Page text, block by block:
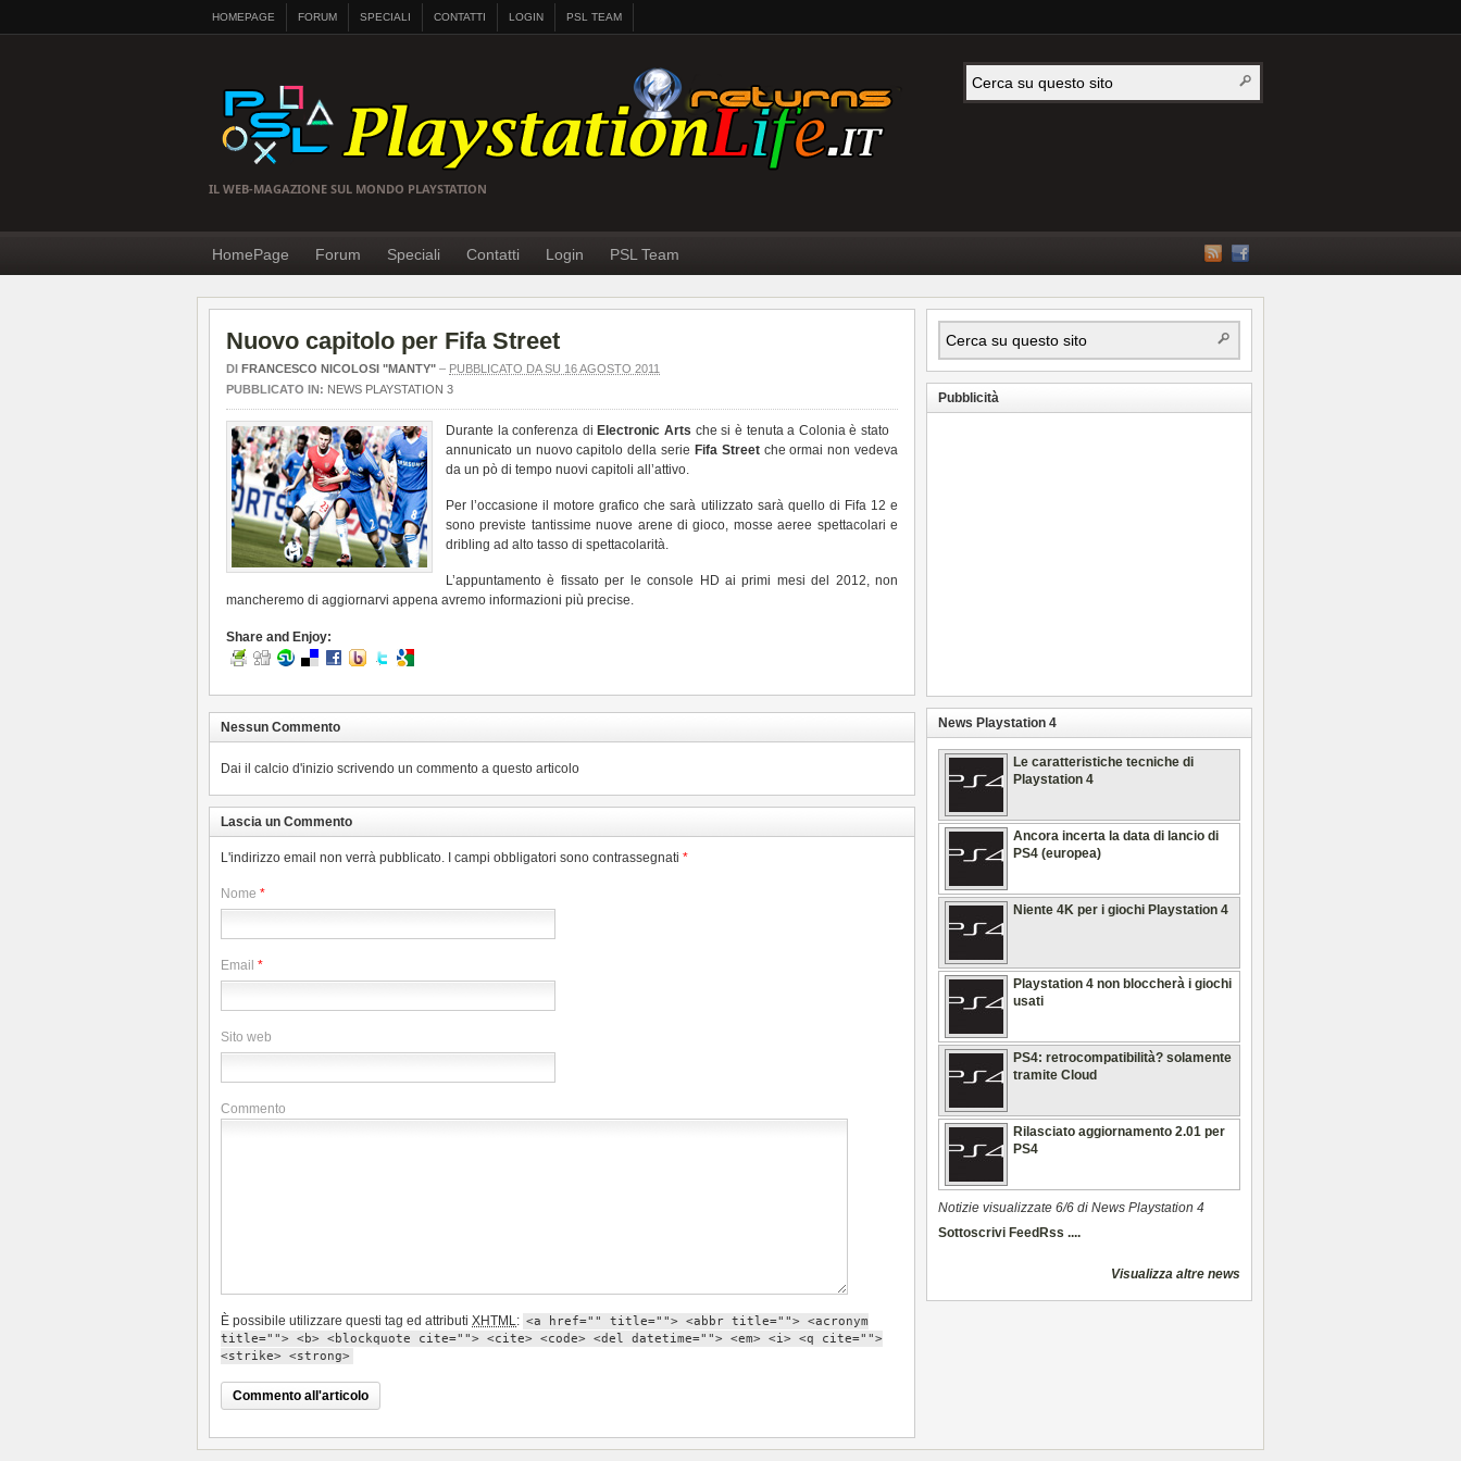
HOMEPAGE FORUM SPECIALI CONTATTI LOGIN PSL TEAM
IL WEB-MAGAZIONE SUL MONDO PLAYSTATION
HomePage Forum Speciali Contatti Login PSL Team
Nuovo capitolo per Fifa Street
DI FRANCESCO NICOLOSI "MANTY" – PUBBLICATO DA SU 16 AGOSTO 2011
PUBBLICATO IN: NEWS PLAYSTATION 3
Durante la conferenza di Electronic Arts che si è tenuta a Colonia è stato
annunicato un nuovo capitolo della serie Fifa Streetche ormai non vedeva
da un pò di tempo nuovi capitoli all’attivo.
Per l’occasione il motore grafico che sarà utilizzato sarà quello di Fifa 12 e
sono previste tantissime nuove arene di gioco, mosse aeree spettacolari e
dribling ad alto tasso di spettacolarità.
L’appuntamento è fissato per le console HD ai primi mesi del 2012, non
mancheremo di aggiornarvi appena avremo informazioni più precise.
Share and Enjoy:
Nessun Commento
Dai il calcio d'inizio scrivendo un commento a questo articolo
Lascia un Commento
L'indirizzo email non verrà pubblicato. I campi obbligatori sono contrassegnati *
Nome *
Email *
Sito web
Commento
È possibile utilizzare questi tag ed attributi XHTML: <a href="" title=""> <abbr title=""> <acronym
title=""> <b> <blockquote cite=""> <cite> <code> <del datetime=""> <em> <i> <q cite="">
<strike> <strong>
Pubblicità
News Playstation 4
Le caratteristiche tecniche di
Playstation 4
Ancora incerta la data di lancio di
PS4 (europea)
Niente 4K per i giochi Playstation 4
Playstation 4 non bloccherà i giochi
usati
PS4: retrocompatibilità? solamente
tramite Cloud
Rilasciato aggiornamento 2.01 per
PS4
Notizie visualizzate 6/6 di News Playstation 4
Sottoscrivi FeedRss ....
Visualizza altre news